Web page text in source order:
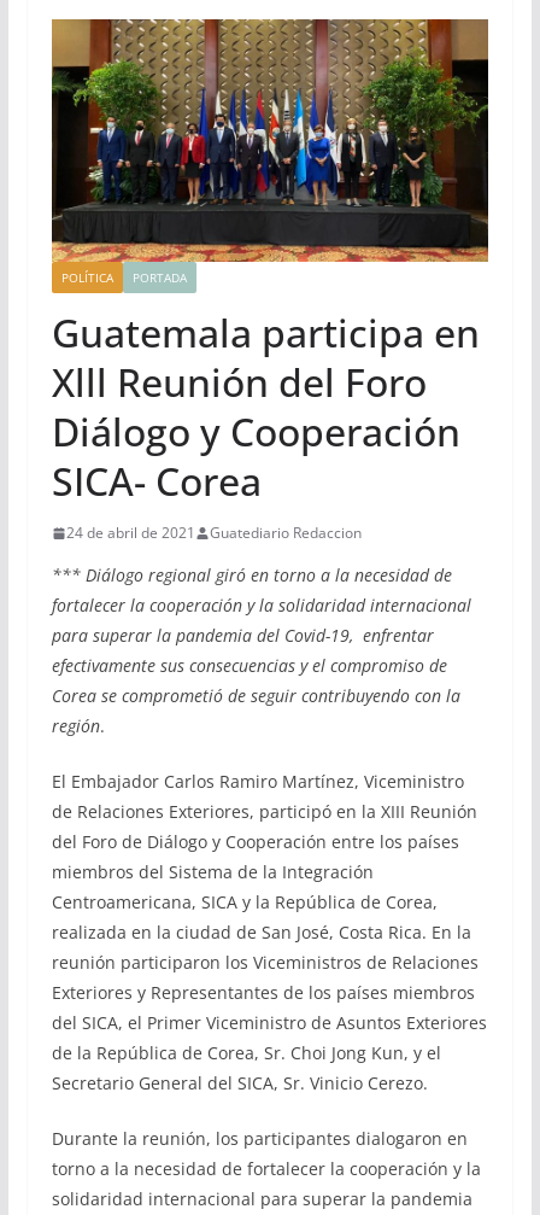
POLÍTICA PORTADA
Guatemala participa en
Xlll Reunión del Foro
Diálogo y Cooperación
SICA- Corea
24 de abril de 2021 Guatediario Redaccion
*** Diálogo regional giró en torno a la necesidad de
fortalecer la cooperación y la solidaridad internacional
para superar la pandemia del Covid-19, enfrentar
efectivamente sus consecuencias y el compromiso de
Corea se comprometió de seguir contribuyendo con la
región.
El Embajador Carlos Ramiro Martínez, Viceministro
de Relaciones Exteriores, participó en la XIII Reunión
del Foro de Diálogo y Cooperación entre los países
miembros del Sistema de la Integración
Centroamericana, SICA y la República de Corea,
realizada en la ciudad de San José, Costa Rica. En la
reunión participaron los Viceministros de Relaciones
Exteriores y Representantes de los países miembros
del SICA, el Primer Viceministro de Asuntos Exteriores
de la República de Corea, Sr. Choi Jong Kun, y el
Secretario General del SICA, Sr. Vinicio Cerezo.
Durante la reunión, los participantes dialogaron en
torno a la necesidad de fortalecer la cooperación y la
solidaridad internacional para superar la pandemia